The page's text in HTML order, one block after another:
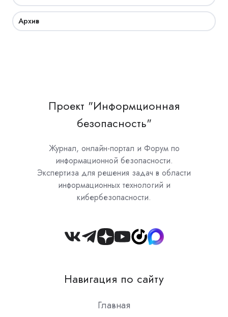
Архив
Проект "Информционная
безопасность"
Журнал, онлайн-портал и Форум по
информационной безопасности.
Экспертиза для решения задач в области
информационных технологий и
кибербезопасности.
Join
Slack
Навигация по сайту
Главная